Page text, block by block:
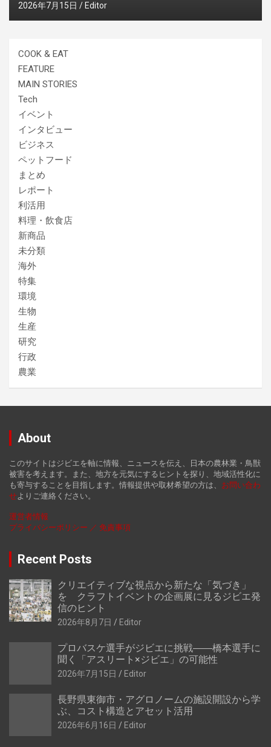
2026年7月15日 Editor
COOK & EAT
FEATURE
MAIN STORIES
Tech
イベント
インタビュー
ビジネス
ペットフード
まとめ
レポート
利活用
料理・飲食店
新商品
未分類
海外
特集
環境
生物
生産
研究
行政
農業
About
このサイトはジビエを軸に情報、ニュースを伝え、日本の農林業・鳥獣
被害を考えます。また、地方を元気にするヒントを探り、地域活性化に
も寄与することを目指します。情報提供や取材希望の方は、 お問い合わ
せよりご連絡ください。
運営者情報
プライバシーポリシー ／ 免責事項
Recent Posts
クリエイティブな視点から新たな「気づき」
を クラフトイベントの企画展に見るジビエ発
信のヒント
2026年8月7日 Editor
プロバスケ選手がジビエに挑戦――橋本選手に
聞く「アスリート×ジビエ」の可能性
2026年7月15日 Editor
長野県東御市・アグロノームの施設開設から学
ぶ、コスト構造とアセット活用
2026年6月16日 Editor